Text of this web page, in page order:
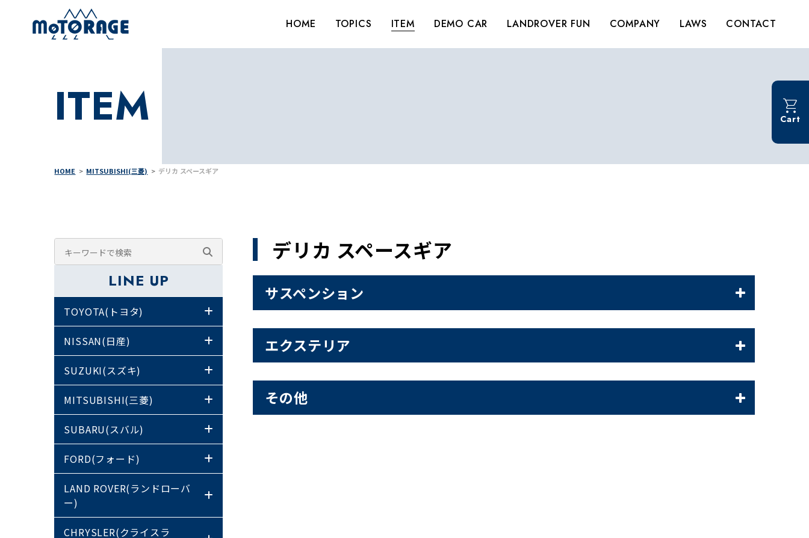
HOME TOPICS ITEM DEMO CAR LANDROVER FUN COMPANY LAWS CONTACT
ITEM
HOME MITSUBISHI(三菱) デリカ スペースギア
デリカ スペースギア
サスペンション
エクステリア
その他
LINE UP
TOYOTA(トヨタ)
NISSAN(日産)
SUZUKI(スズキ)
MITSUBISHI(三菱)
SUBARU(スバル)
FORD(フォード)
LAND ROVER(ランドローバ
ー)
CHRYSLER(クライスラ
Cart